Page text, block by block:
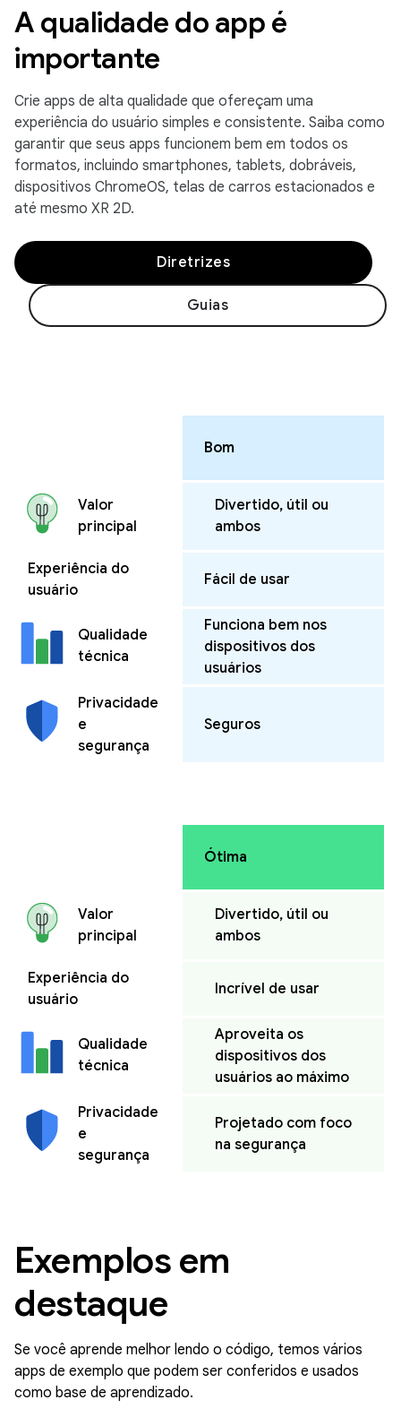
A qualidade do app é
importante
Crie apps de alta qualidade que ofereçam uma
experiência do usuário simples e consistente. Saiba como
garantir que seus apps funcionem bem em todos os
formatos, incluindo smartphones, tablets, dobráveis,
dispositivos ChromeOS, telas de carros estacionados e
até mesmo XR 2D.
Diretrizes
Guias
Bom
Valor
principal
Divertido, útil ou
ambos
Experiência do
usuário
Fácil de usar
Qualidade
técnica
Funciona bem nos
dispositivos dos
usuários
Privacidade
e
segurança
Seguros
Ótima
Valor
principal
Divertido, útil ou
ambos
Experiência do
usuário
Incrível de usar
Qualidade
técnica
Aproveita os
dispositivos dos
usuários ao máximo
Privacidade
e
segurança
Projetado com foco
na segurança
Exemplos em
destaque
Se você aprende melhor lendo o código, temos vários
apps de exemplo que podem ser conferidos e usados
como base de aprendizado.